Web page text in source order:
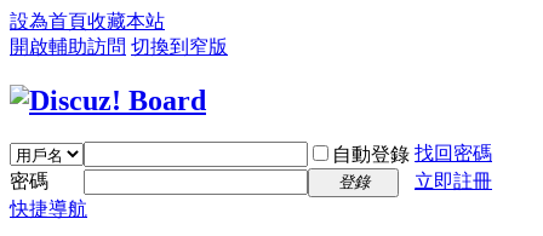
設為首頁收藏本站
開啟輔助訪問 切換到窄版
自動登錄 找回密碼
密碼
登錄
立即註冊
快捷導航